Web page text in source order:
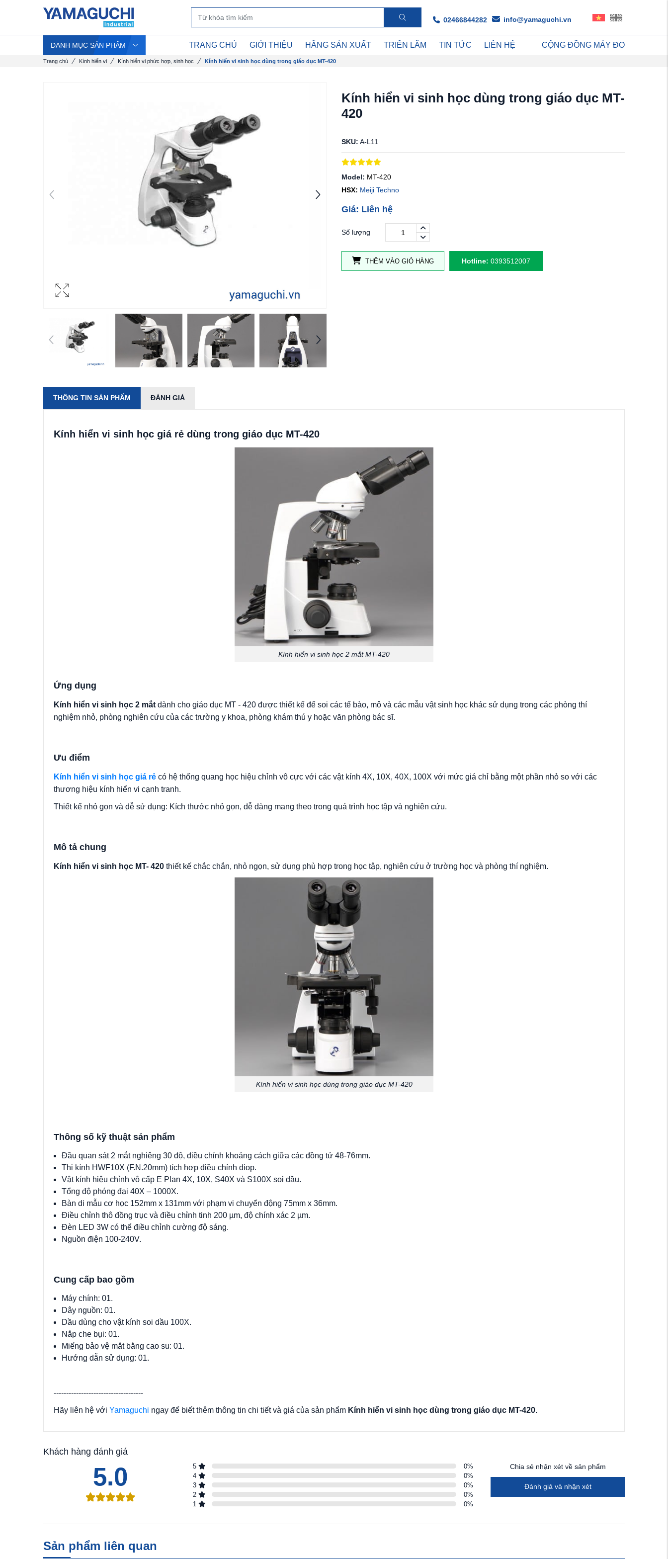
02466844282 info@yamaguchi.vn
DANH MỤC SẢN PHẨM TRANG CHỦ GIỚI THIỆU HÃNG SẢN XUẤT TRIỂN LÃM TIN TỨC LIÊN HỆ CỘNG ĐỒNG MÁY ĐO
Trang chủ Kính hiển vi Kính hiển vi phức hợp, sinh học Kính hiển vi sinh học dùng trong giáo dục MT-420
Kính hiển vi sinh học dùng trong giáo dục MT-
420
SKU: A-L11
Model: MT-420
HSX: Meiji Techno
Giá: Liên hệ
Số lượng
THÊM VÀO GIỎ HÀNG Hotline: 0393512007
THÔNG TIN SẢN PHẨM ĐÁNH GIÁ
Kính hiển vi sinh học giá rẻ dùng trong giáo dục MT-420
Kính hiển vi sinh học 2 mắt MT-420
Ứng dụng
Kính hiển vi sinh học 2 mắt dành cho giáo dục MT - 420 được thiết kế để soi các tế bào, mô và các mẫu vật sinh học khác sử dụng trong các phòng thí
nghiệm nhỏ, phòng nghiên cứu của các trường y khoa, phòng khám thú y hoặc văn phòng bác sĩ.
Ưu điểm
Kính hiển vi sinh học giá rẻ có hệ thống quang học hiệu chỉnh vô cực với các vật kính 4X, 10X, 40X, 100X với mức giá chỉ bằng một phần nhỏ so với các
thương hiệu kính hiển vi cạnh tranh.
Thiết kế nhỏ gọn và dễ sử dụng: Kích thước nhỏ gọn, dễ dàng mang theo trong quá trình học tập và nghiên cứu.
Mô tả chung
Kính hiển vi sinh học MT- 420 thiết kế chắc chắn, nhỏ ngọn, sử dụng phù hợp trong học tập, nghiên cứu ở trường học và phòng thí nghiệm.
Kính hiển vi sinh học dùng trong giáo dục MT-420
Thông số kỹ thuật sản phẩm
Đầu quan sát 2 mắt nghiêng 30 độ, điều chỉnh khoảng cách giữa các đồng tử 48-76mm.
Thị kính HWF10X (F.N.20mm) tích hợp điều chỉnh diop.
Vật kính hiệu chỉnh vô cấp E Plan 4X, 10X, S40X và S100X soi dầu.
Tổng độ phóng đại 40X – 1000X.
Bàn di mẫu cơ học 152mm x 131mm với phạm vi chuyển động 75mm x 36mm.
Điều chỉnh thô đồng trục và điều chỉnh tinh 200 µm, độ chính xác 2 µm.
Đèn LED 3W có thể điều chỉnh cường độ sáng.
Nguồn điện 100-240V.
Cung cấp bao gồm
Máy chính: 01.
Dây nguồn: 01.
Dầu dùng cho vật kính soi dầu 100X.
Nắp che bụi: 01.
Miếng bảo vệ mắt bằng cao su: 01.
Hướng dẫn sử dụng: 01.
------------------------------------
Hãy liên hệ với Yamaguchi ngay để biết thêm thông tin chi tiết và giá của sản phẩm Kính hiển vi sinh học dùng trong giáo dục MT-420.
Khách hàng đánh giá
5.0 5 0%
4
0%
3
0%
2
0%
1
0%
Chia sẻ nhận xét về sản phẩm
Đánh giá và nhận xét
Sản phẩm liên quan